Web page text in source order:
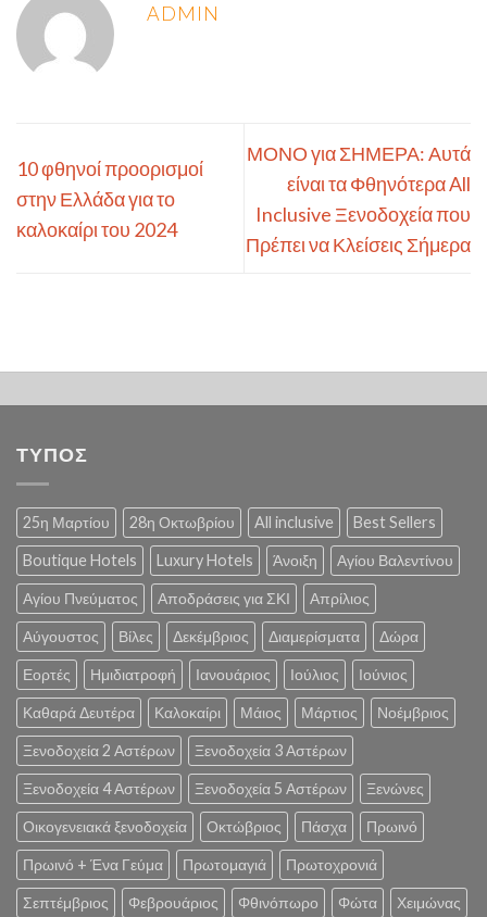
ADMIN
10 φθηνοί προορισμοί
στην Ελλάδα για το
καλοκαίρι του 2024
ΜΟΝΟ για ΣΗΜΕΡΑ: Αυτά
είναι τα Φθηνότερα All
Inclusive Ξενοδοχεία που
Πρέπει να Κλείσεις Σήμερα
ΤΥΠΟΣ
25η Μαρτίου 28η Οκτωβρίου All inclusive Best Sellers
Boutique Hotels Luxury Hotels Άνοιξη Αγίου Βαλεντίνου
Αγίου Πνεύματος Αποδράσεις για ΣΚΙ Απρίλιος
Αύγουστος Βίλες Δεκέμβριος Διαμερίσματα Δώρα
Εορτές Ημιδιατροφή Ιανουάριος Ιούλιος Ιούνιος
Καθαρά Δευτέρα Καλοκαίρι Μάιος Μάρτιος Νοέμβριος
Ξενοδοχεία 2 Αστέρων Ξενοδοχεία 3 Αστέρων
Ξενοδοχεία 4 Αστέρων Ξενοδοχεία 5 Αστέρων Ξενώνες
Οικογενειακά ξενοδοχεία Οκτώβριος Πάσχα Πρωινό
Πρωινό + Ένα Γεύμα Πρωτομαγιά Πρωτοχρονιά
Σεπτέμβριος Φεβρουάριος Φθινόπωρο Φώτα Χειμώνας